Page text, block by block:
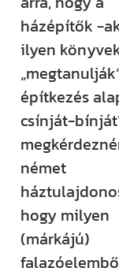
házépítők -
ilyen
építkezés
csínját-
német
hogy milyen
(márkájú)